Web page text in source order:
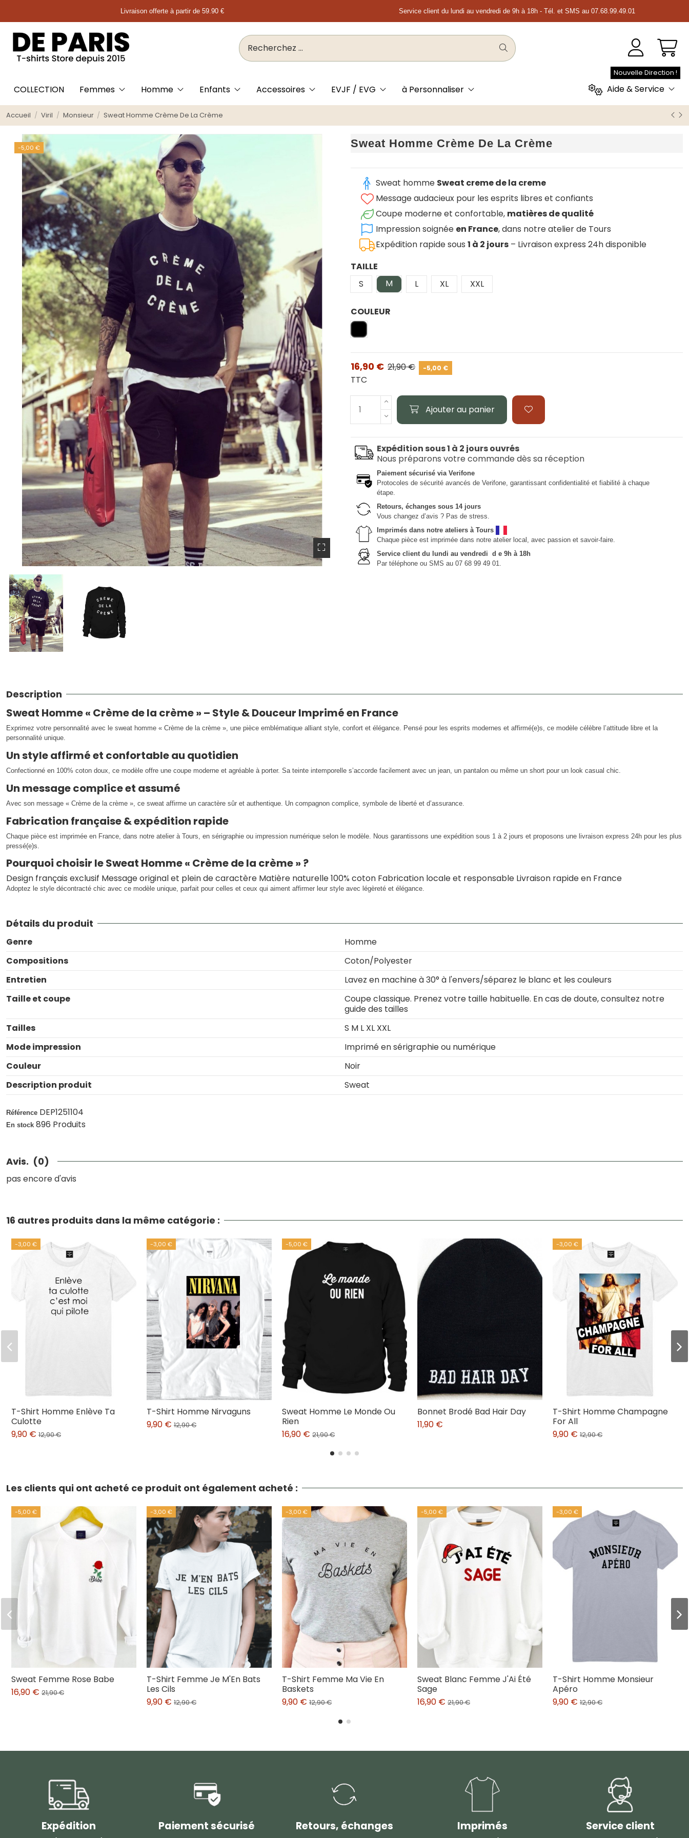
Livraison offerte à partir de 59.90 € Service client du lundi au vendredi de 9h à 18h - Tél. et SMS au 07.68.99.49.01
COLLECTION Femmes Homme Enfants Accessoires EVJF / EVG à Personnaliser Aide & Service
Nouvelle Direction !
Accueil Viril Monsieur Sweat Homme Crème De La Crème
-5,00 € Sweat Homme Crème De La Crème
Sweat homme Sweat creme de la creme
Message audacieux pour les esprits libres et confiants
Coupe moderne et confortable, matières de qualité
Impression soignée en France, dans notre atelier de Tours
Expédition rapide sous1 à 2 jours – Livraison express 24h disponible
TAILLE
S
M L XL XXL
COULEUR
Noir
16,90 € 21,90 € -5,00 €
TTC
Ajouter au panier
Expédition sous 1 à 2 jours ouvrés
Nous préparons votre commande dès sa réception
Paiement sécurisé via Verifone
Protocoles de sécurité avancés de Verifone, garantissant confidentialité et fiabilité à chaque
étape.
Retours, échanges sous 14 jours
Vous changez d’avis ? Pas de stress.
Imprimés dans notre ateliers à Tours
Chaque pièce est imprimée dans notre atelier local, avec passion et savoir-faire.
Service client du lundi au vendredi d e 9h à 18h
Par téléphone ou SMS au 07 68 99 49 01.
Description
Sweat Homme « Crème de la crème » – Style & Douceur Imprimé en France
Exprimez votre personnalité avec le sweat homme « Crème de la crème », une pièce emblématique alliant style, confort et élégance. Pensé pour les esprits modernes et affirmé(e)s, ce modèle célèbre l’attitude libre et la
personnalité unique.
Un style affirmé et confortable au quotidien
Confectionné en 100% coton doux, ce modèle offre une coupe moderne et agréable à porter. Sa teinte intemporelle s’accorde facilement avec un jean, un pantalon ou même un short pour un look casual chic.
Un message complice et assumé
Avec son message « Crème de la crème », ce sweat affirme un caractère sûr et authentique. Un compagnon complice, symbole de liberté et d’assurance.
Fabrication française & expédition rapide
Chaque pièce est imprimée en France, dans notre atelier à Tours, en sérigraphie ou impression numérique selon le modèle. Nous garantissons une expédition sous 1 à 2 jours et proposons une livraison express 24h pour les plus
pressé(e)s.
Pourquoi choisir le Sweat Homme « Crème de la crème » ?
Design français exclusif Message original et plein de caractère Matière naturelle 100% coton Fabrication locale et responsable Livraison rapide en France
Adoptez le style décontracté chic avec ce modèle unique, parfait pour celles et ceux qui aiment affirmer leur style avec légèreté et élégance.
Détails du produit
Genre
Homme
Compositions
Coton/Polyester
Entretien
Lavez en machine à 30° à l'envers/séparez le blanc et les couleurs
Taille et coupe
Coupe classique. Prenez votre taille habituelle. En cas de doute, consultez notre
guide des tailles
Tailles
S M L XL XXL
Mode impression
Imprimé en sérigraphie ou numérique
Couleur
Noir
Description produit
Sweat
Référence DEP1251104
En stock 896 Produits
Avis. (0)
pas encore d'avis
16 autres produits dans la même catégorie :
-3,00 €
T-Shirt Homme Enlève Ta
Culotte
9,90 € 12,90 €
-3,00 €
T-Shirt Homme Nirvaguns
9,90 € 12,90 €
-5,00 €
Sweat Homme Le Monde Ou
Rien
16,90 € 21,90 €
Bonnet Brodé Bad Hair Day
11,90 €
-3,00 €
T-Shirt Homme Champagne
For All
9,90 € 12,90 €
Les clients qui ont acheté ce produit ont également acheté :
-5,00 €
Sweat Femme Rose Babe
16,90 € 21,90 €
-3,00 €
T-Shirt Femme Je M'En Bats
Les Cils
9,90 € 12,90 €
-3,00 €
T-Shirt Femme Ma Vie En
Baskets
9,90 € 12,90 €
-5,00 €
Sweat Blanc Femme J'Ai Été
Sage
16,90 € 21,90 €
-3,00 €
T-Shirt Homme Monsieur
Apéro
9,90 € 12,90 €
Expédition Paiement sécurisé Retours, échanges Imprimés Service client